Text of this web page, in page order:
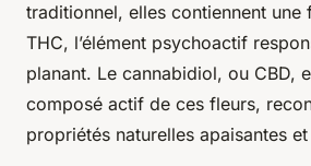
traditionnel, elles contiennent une
THC, l’élément psychoactif
planant. Le cannabidiol, ou CBD,
composé actif de ces fleurs,
propriétés naturelles apaisantes